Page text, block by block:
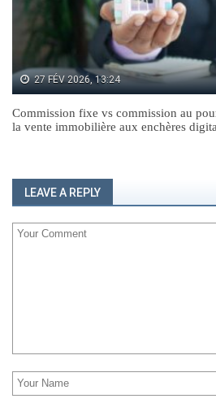
27 FÉV 2026, 13:24
Commission fixe vs commission au
la vente immobilière aux enchères
LEAVE A REPLY